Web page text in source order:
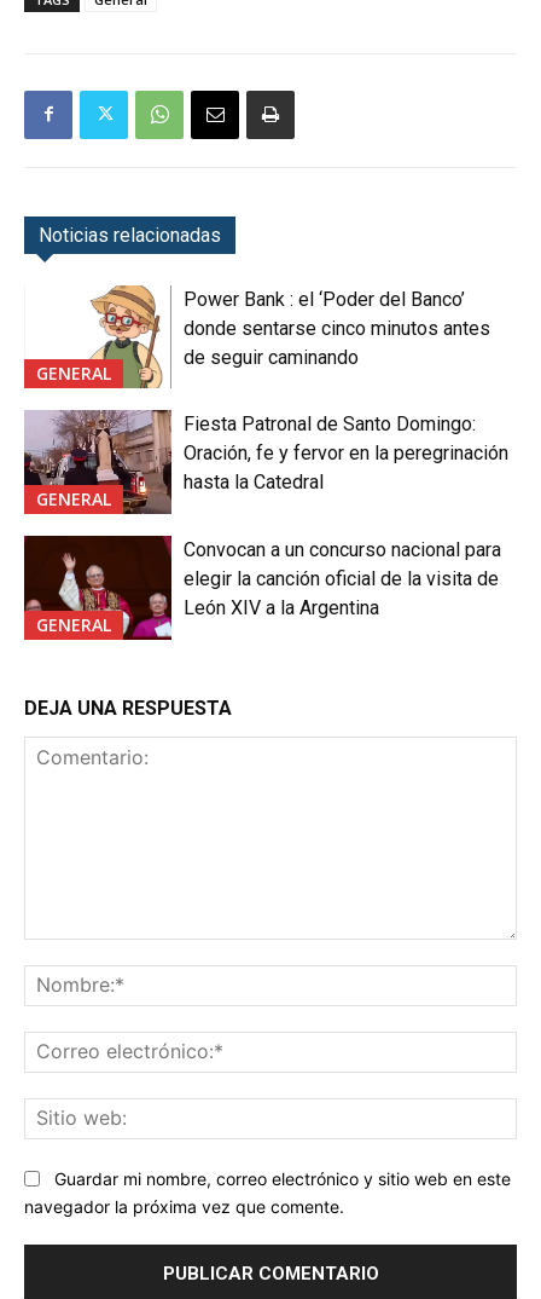
Noticias relacionadas
GENERAL
Power Bank : el ‘Poder del Banco’
donde sentarse cinco minutos antes
de seguir caminando
GENERAL
Fiesta Patronal de Santo Domingo:
Oración, fe y fervor en la peregrinación
hasta la Catedral
GENERAL
Convocan a un concurso nacional para
elegir la canción oficial de la visita de
León XIV a la Argentina
DEJA UNA RESPUESTA
Guardar mi nombre, correo electrónico y sitio web en este
navegador la próxima vez que comente.